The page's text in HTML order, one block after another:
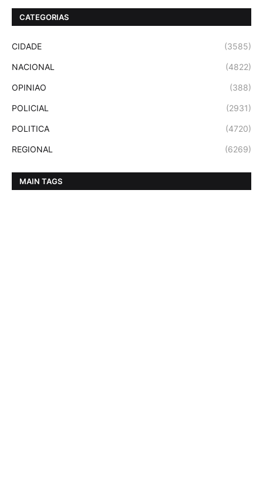
CATEGORIAS
CIDADE (3585)
NACIONAL (4822)
OPINIAO (388)
POLICIAL (2931)
POLITICA (4720)
REGIONAL (6269)
MAIN TAGS